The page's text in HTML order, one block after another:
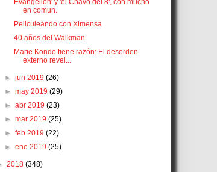
Evangelion' y 'el Chavo del 8', con mucho
en comun.
Peliculeando con Ximensa
40 años del Walkman
Marie Kondo tiene razón: El desorden
externo revel...
►jun 2019(26)
►may 2019(29)
►abr 2019(23)
►mar 2019(25)
►feb 2019(22)
►ene 2019(25)
2018 (348)